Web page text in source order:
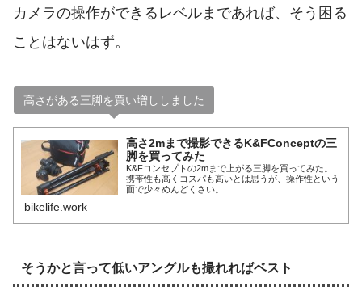
カメラの操作ができるレベルまであれば、そう困る
ことはないはず。
高さがある三脚を買い増ししました
高さ2mまで撮影できるK&FConceptの三
脚を買ってみた
K&Fコンセプトの2mまで上がる三脚を買ってみた。
携帯性も高くコスパも高いとは思うが、操作性という
面で少々めんどくさい。
bikelife.work
そうかと言って低いアングルも撮れればベスト